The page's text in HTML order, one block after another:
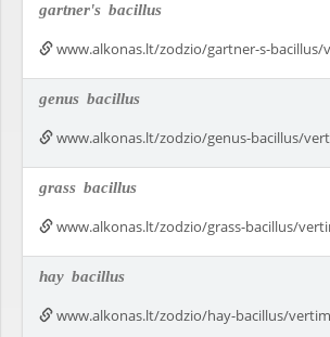
gartner's bacillus
www.alkonas.lt/zodzio/gartner-s-bacillus/
genus bacillus
www.alkonas.lt/zodzio/genus-bacillus/
grass bacillus
www.alkonas.lt/zodzio/grass-bacillus/
hay bacillus
www.alkonas.lt/zodzio/hay-bacillus/